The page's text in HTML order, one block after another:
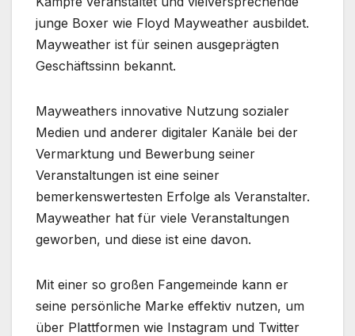
junge Boxer wie Floyd Mayweather ausbildet.
Mayweather ist für seinen ausgeprägten
Geschäftssinn bekannt.
Mayweathers innovative Nutzung sozialer
Medien und anderer digitaler Kanäle bei der
Vermarktung und Bewerbung seiner
Veranstaltungen ist eine seiner
bemerkenswertesten Erfolge als Veranstalter.
Mayweather hat für viele Veranstaltungen
geworben, und diese ist eine davon.
Mit einer so großen Fangemeinde kann er
seine persönliche Marke effektiv nutzen, um
über Plattformen wie Instagram und Twitter